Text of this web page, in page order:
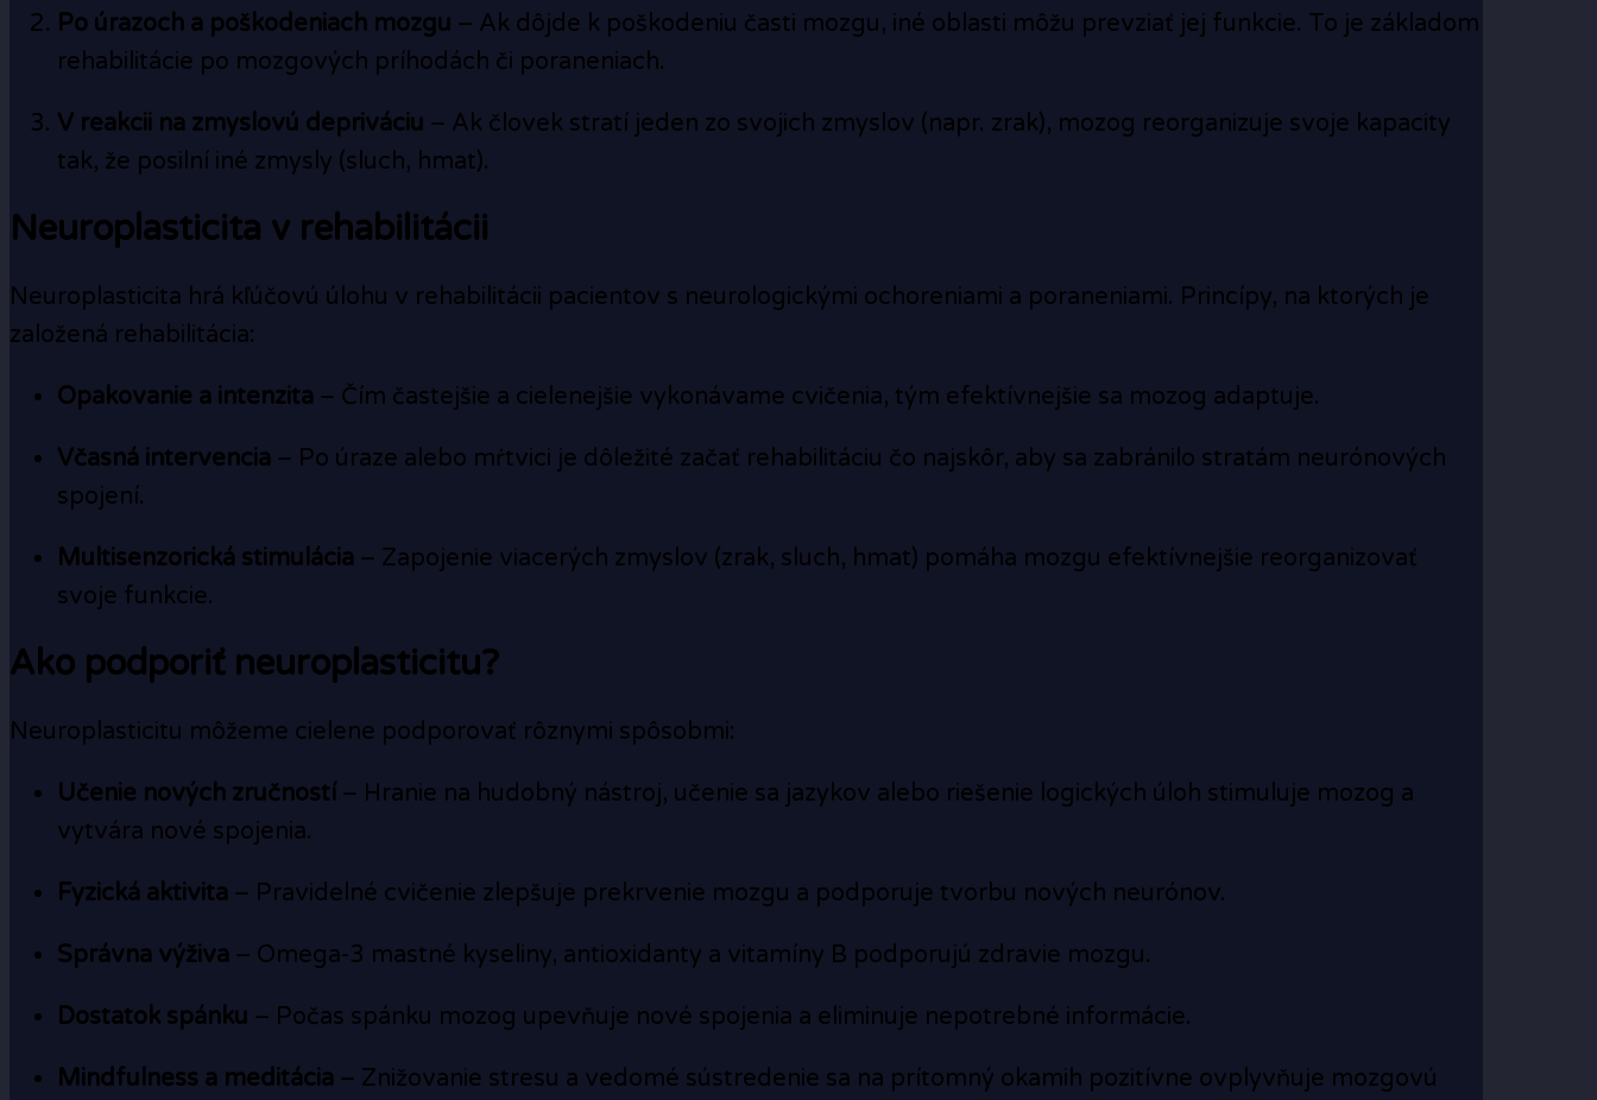
Po úrazoch a poškodeniach mozgu – Ak dôjde k poškodeniu časti mozgu, iné oblasti môžu prevziať jej funkcie. To je základom
rehabilitácie po mozgových príhodách či poraneniach.
V reakcii na zmyslovú depriváciu – Ak človek stratí jeden zo svojich zmyslov (napr. zrak), mozog reorganizuje svoje kapacity
tak, že posilní iné zmysly (sluch, hmat).
Neuroplasticita v rehabilitácii
Neuroplasticita hrá kľúčovú úlohu v rehabilitácii pacientov s neurologickými ochoreniami a poraneniami. Princípy, na ktorých je
založená rehabilitácia:
Opakovanie a intenzita – Čím častejšie a cielenejšie vykonávame cvičenia, tým efektívnejšie sa mozog adaptuje.
Včasná intervencia – Po úraze alebo mŕtvici je dôležité začať rehabilitáciu čo najskôr, aby sa zabránilo stratám neurónových
spojení.
Multisenzorická stimulácia – Zapojenie viacerých zmyslov (zrak, sluch, hmat) pomáha mozgu efektívnejšie reorganizovať
svoje funkcie.
Ako podporiť neuroplasticitu?
Neuroplasticitu môžeme cielene podporovať rôznymi spôsobmi:
Učenie nových zručností – Hranie na hudobný nástroj, učenie sa jazykov alebo riešenie logických úloh stimuluje mozog a
vytvára nové spojenia.
Fyzická aktivita – Pravidelné cvičenie zlepšuje prekrvenie mozgu a podporuje tvorbu nových neurónov.
Správna výživa – Omega-3 mastné kyseliny, antioxidanty a vitamíny B podporujú zdravie mozgu.
Dostatok spánku – Počas spánku mozog upevňuje nové spojenia a eliminuje nepotrebné informácie.
Mindfulness a meditácia – Znižovanie stresu a vedomé sústredenie sa na prítomný okamih pozitívne ovplyvňuje mozgovú